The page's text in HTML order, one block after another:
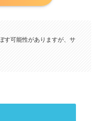
す可能性がありますが、サ